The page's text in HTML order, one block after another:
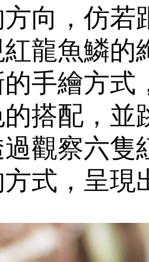
向，仿若
龍魚鱗的
手繪方式
搭配，並
觀察六隻
式，呈現